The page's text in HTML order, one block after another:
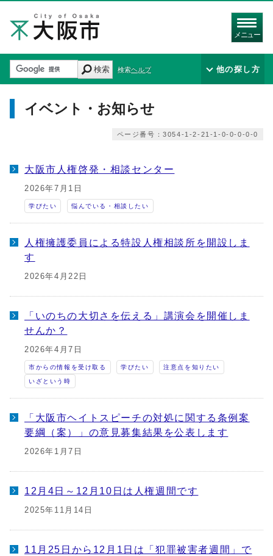
メニュー
検索 検索ヘルプ 他の探し方
イベント・お知らせ
ページ番号：3054-1-2-21-1-0-0-0-0-0
大阪市人権啓発・相談センター
2026年7月1日
学びたい 悩んでいる・相談したい
人権擁護委員による特設人権相談所を開設しま
す
2026年4月22日
「いのちの大切さを伝える」講演会を開催しま
せんか？
2026年4月7日
市からの情報を受け取る 学びたい 注意点を知りたい
いざという時
「大阪市ヘイトスピーチの対処に関する条例案
要綱（案）」の意見募集結果を公表します
2026年1月7日
12月4日～12月10日は人権週間です
2025年11月14日
11月25日から12月1日は「犯罪被害者週間」で